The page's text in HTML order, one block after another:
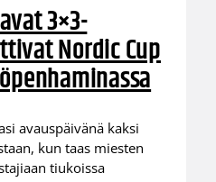
3×3-
Nordic Cup
avauspäivänä kaksi
kun taas miesten
tiukoissa